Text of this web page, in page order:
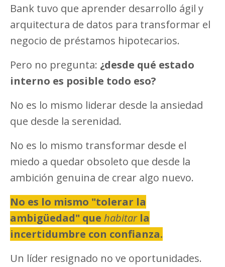
Bank tuvo que aprender desarrollo ágil y
arquitectura de datos para transformar el
negocio de préstamos hipotecarios.
Pero no pregunta: ¿desde qué estado
interno es posible todo eso?
No es lo mismo liderar desde la ansiedad
que desde la serenidad.
No es lo mismo transformar desde el
miedo a quedar obsoleto que desde la
ambición genuina de crear algo nuevo.
No es lo mismo "tolerar la
ambigüedad" que habitarla
incertidumbre con confianza.
Un líder resignado no ve oportunidades.